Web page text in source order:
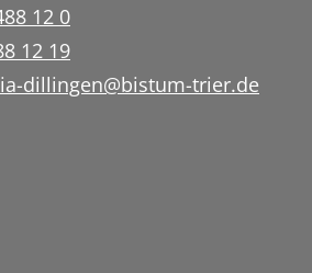
12 0
12 19
dillingen@bistum-trier.de
auf Instragram
Trier auf Facebook